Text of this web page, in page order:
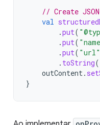
// Create
val
.put(
.put(
.put( "url"
. toString
outContent.
}